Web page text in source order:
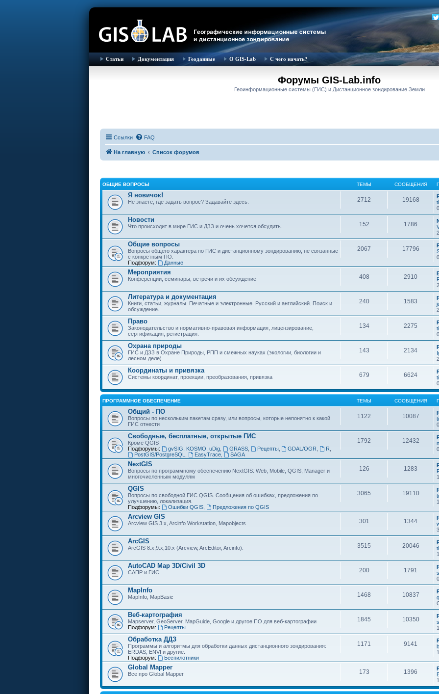
Статьи Документация Геоданные О GIS-Lab С чего начать?
Форумы GIS-Lab.info
Геоинформационные системы (ГИС) и Дистанционное зондирование Земли
Ссылки FAQ
На главную Список форумов
ОБЩИЕ ВОПРОСЫ ТЕМЫ СООБЩЕНИЯ
Я новичок!
Не знаете, где задать вопрос? Задавайте здесь. 2712 19168
Новости
Что происходит в мире ГИС и ДЗЗ и очень хочется обсудить. 152 1786
Общие вопросы
Вопросы общего характера по ГИС и дистанционному зондированию, не связанные
с конкретным ПО.
Подфорум:
Данные
2067 17796
Мероприятия
Конференции, семинары, встречи и их обсуждение 408 2910
Литература и документация
Книги, статьи, журналы. Печатные и электронные. Русский и английский. Поиск и
обсуждение.
240 1583
Право
Законодательство и нормативно-правовая информация, лицензирование,
сертификация, регистрация.
134 2275
Охрана природы
ГИС и ДЗЗ в Охране Природы, РПП и смежных науках (экологии, биологии и
лесном деле)
143 2134
Координаты и привязка
Системы координат, проекции, преобразования, привязка 679 6624
ПРОГРАММНОЕ ОБЕСПЕЧЕНИЕ ТЕМЫ СООБЩЕНИЯ
Общий - ПО
Вопросы по нескольким пакетам сразу, или вопросы, которые непонятно к какой
ГИС отнести
1122 10087
Свободные, бесплатные, открытые ГИС
Кроме QGIS
Подфорумы:
gvSIG, KOSMO, uDig, GRASS, Рецепты, GDAL/OGR R
PostGIS/PostgreSQL
EasyTrace, SAGA
1792 12432
NextGIS
Вопросы по программному обеспечению NextGIS: Web, Mobile, QGIS, Manager и
многочисленным модулям
126 1283
QGIS
Вопросы по свободной ГИС QGIS. Сообщения об ошибках, предложения по
улучшению, локализация.
Подфорумы:
Ошибки QGIS, Предложения по QGIS
3065 19110
Arcview GIS
Arcview GIS 3.x, Arcinfo Workstation, Mapobjects 301 1344
ArcGIS
ArcGIS 8.x,9.x,10.x (Arcview, ArcEditor, Arcinfo). 3515 20046
AutoCAD Map 3D/Civil 3D
САПР и ГИС 200 1791
MapInfo
MapInfo, MapBasic 1468 10837
Веб-картография
Mapserver, GeoServer, MapGuide, Google и другое ПО для веб-картографии
Подфорум:
Рецепты
1845 10350
Обработка ДДЗ
Программы и алгоритмы для обработки данных дистанционного зондирования:
ERDAS, ENVI и другие.
Подфорум:
Беспилотники
1171 9141
Global Mapper
Все про Global Mapper 173 1396